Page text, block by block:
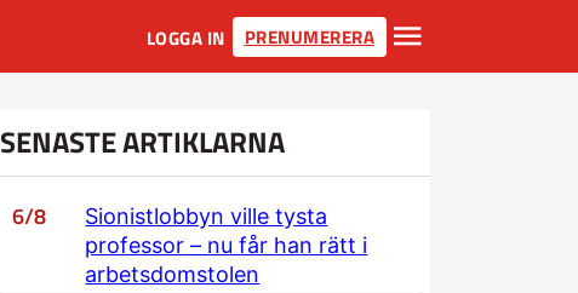
LOGGA IN PRENUMERERA
SENASTE ARTIKLARNA
6/8
Sionistlobbyn ville tysta
professor – nu får han rätt i
arbetsdomstolen